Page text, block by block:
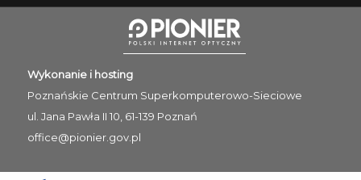
Wykonanie i hosting
Poznańskie Centrum Superkomputerowo-Sieciowe
ul. Jana Pawła II 10, 61-139 Poznań
office@pionier.gov.pl